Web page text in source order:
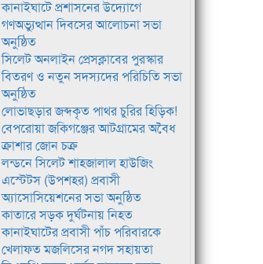
কানাইঘাটে প্রশাসনের উদ্যোগে
গণঅভ্যুত্থান দিবসের আলোচনা সভা
অনুষ্ঠিত
সিলেট অনলাইন প্রেসক্লাবের পুরস্কার
বিতরণ ও নতুন সদস্যদের পরিচিতি সভা
অনুষ্ঠিত
লোভাছড়ার জব্দকৃত পাথর চুরির হিড়িক!
বেপরোয়া জকিগঞ্জের আটগ্রামের অবৈধ
ক্রাশার জোন চক্র
লন্ডনে সিলেট শাহজালাল হাউজিং
এস্টেটস (উপশহর) প্রবাসী
অ্যাসোসিয়েশনের সভা অনুষ্ঠিত
কাতারে সড়ক দুর্ঘটনায় নিহত
কানাইঘাটের প্রবাসী পাঁচ পরিবারকে
খেলাফত মজলিসের নগদ সহায়তা